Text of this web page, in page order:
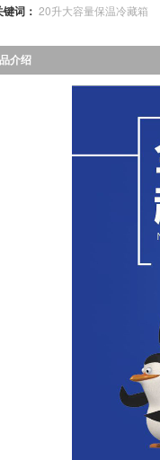
键词： 20升大容量保温冷藏箱
介绍